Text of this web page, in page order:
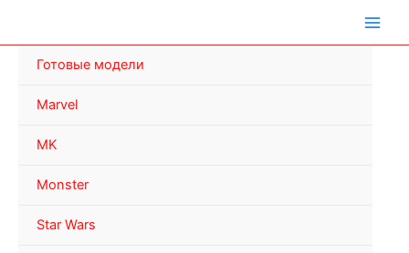
Готовые модели
Marvel
MK
Monster
Star Wars